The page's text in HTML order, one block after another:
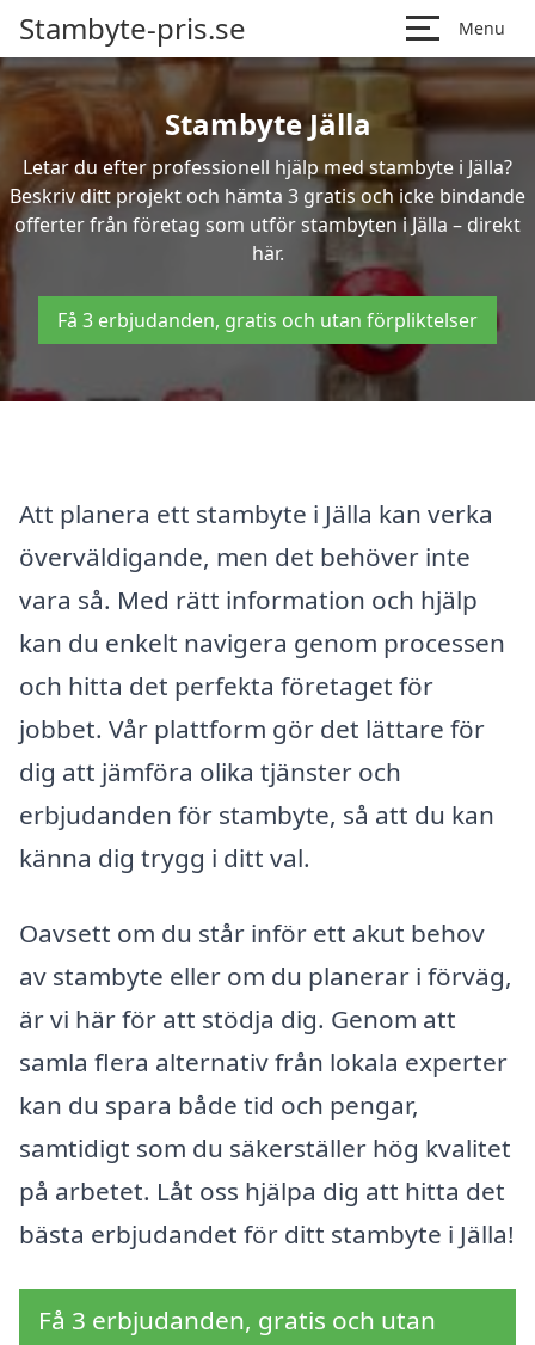
Stambyte-pris.se Menu
Stambyte Jälla
Letar du efter professionell hjälp med stambyte i Jälla?
Beskriv ditt projekt och hämta 3 gratis och icke bindande
offerter från företag som utför stambyten i Jälla – direkt
här.
Få 3 erbjudanden, gratis och utan förpliktelser
Att planera ett stambyte i Jälla kan verka
överväldigande, men det behöver inte
vara så. Med rätt information och hjälp
kan du enkelt navigera genom processen
och hitta det perfekta företaget för
jobbet. Vår plattform gör det lättare för
dig att jämföra olika tjänster och
erbjudanden för stambyte, så att du kan
känna dig trygg i ditt val.
Oavsett om du står inför ett akut behov
av stambyte eller om du planerar i förväg,
är vi här för att stödja dig. Genom att
samla flera alternativ från lokala experter
kan du spara både tid och pengar,
samtidigt som du säkerställer hög kvalitet
på arbetet. Låt oss hjälpa dig att hitta det
bästa erbjudandet för ditt stambyte i Jälla!
Få 3 erbjudanden, gratis och utan